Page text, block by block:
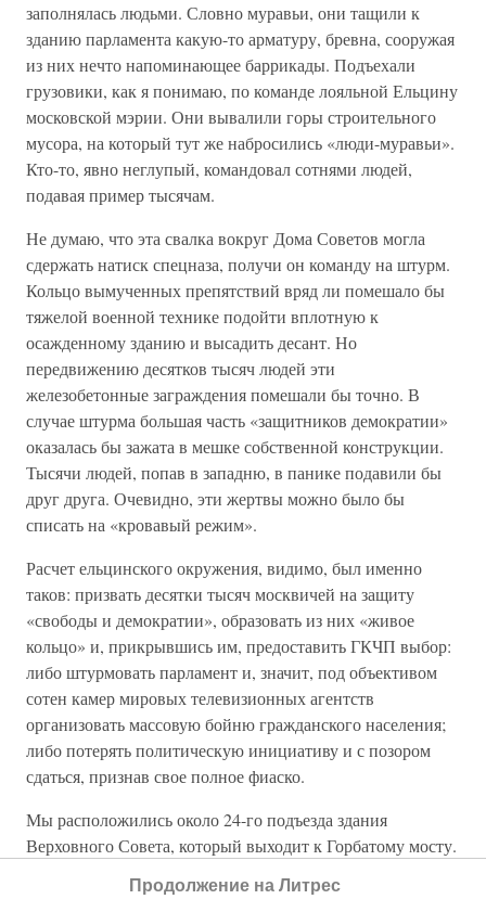
заполнялась людьми. Словно муравьи, они тащили к
зданию парламента какую-то арматуру, бревна, сооружая
из них нечто напоминающее баррикады. Подъехали
грузовики, как я понимаю, по команде лояльной Ельцину
московской мэрии. Они вывалили горы строительного
мусора, на который тут же набросились «люди-муравьи».
Кто-то, явно неглупый, командовал сотнями людей,
подавая пример тысячам.
Не думаю, что эта свалка вокруг Дома Советов могла
сдержать натиск спецназа, получи он команду на штурм.
Кольцо вымученных препятствий вряд ли помешало бы
тяжелой военной технике подойти вплотную к
осажденному зданию и высадить десант. Но
передвижению десятков тысяч людей эти
железобетонные заграждения помешали бы точно. В
случае штурма большая часть «защитников демократии»
оказалась бы зажата в мешке собственной конструкции.
Тысячи людей, попав в западню, в панике подавили бы
друг друга. Очевидно, эти жертвы можно было бы
списать на «кровавый режим».
Расчет ельцинского окружения, видимо, был именно
таков: призвать десятки тысяч москвичей на защиту
«свободы и демократии», образовать из них «живое
кольцо» и, прикрывшись им, предоставить ГКЧП выбор:
либо штурмовать парламент и, значит, под объективом
сотен камер мировых телевизионных агентств
организовать массовую бойню гражданского населения;
либо потерять политическую инициативу и с позором
сдаться, признав свое полное фиаско.
Мы расположились около 24-го подъезда здания
Верховного Совета, который выходит к Горбатому мосту.
импровизированной обороне здесь образовался широкий
Продолжение на Литрес